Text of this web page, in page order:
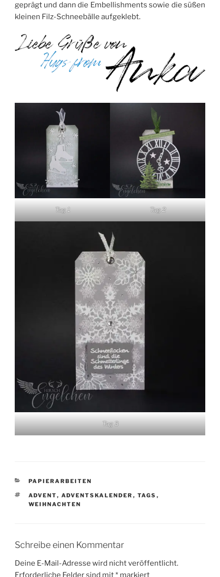
geprägt und dann die Embellishments sowie die süßen
kleinen Filz-Schneebälle aufgeklebt.
Tag 1 Tag 2
Tag 3
KATEGORIEN
PAPIERARBEITEN
SCHLAGWÖRTER
ADVENT, ADVENTSKALENDER , TAGS ,
WEIHNACHTEN
Schreibe einen Kommentar
Deine E-Mail-Adresse wird nicht veröffentlicht.
Erforderliche Felder sind mit* markiert